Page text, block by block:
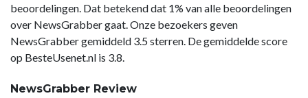
beoordelingen. Dat betekend dat 1% van alle beoordelingen
over NewsGrabber gaat. Onze bezoekers geven
NewsGrabber gemiddeld 3.5 sterren. De gemiddelde score
op BesteUsenet.nl is 3.8.
NewsGrabber Review